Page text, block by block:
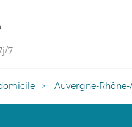
7
Auvergne-Rhône-